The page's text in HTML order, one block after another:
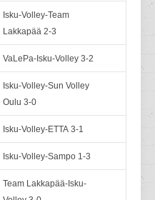
Isku-Volley-Team
Lakkapää 2-3
VaLePa-Isku-Volley 3-2
Isku-Volley-Sun Volley
Oulu 3-0
Isku-Volley-ETTA 3-1
Isku-Volley-Sampo 1-3
Team Lakkapää-Isku-